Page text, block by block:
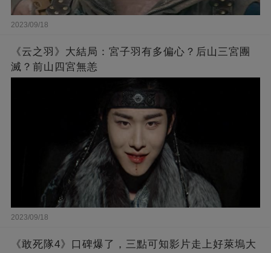
2023/09/18
《云之羽》大結局：宮子羽有多偏心？后山三宮團
滅？前山四宮無恙
2023/09/18
《敢死隊4》口碑爆了，三點可知影片走上好萊塢大